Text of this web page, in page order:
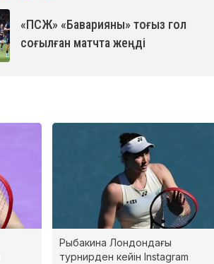
«ПСЖ» «Баварияны» тоғыз гол
соғылған матчта жеңді
Рыбакина Лондондағы
турнирден кейін Instagram